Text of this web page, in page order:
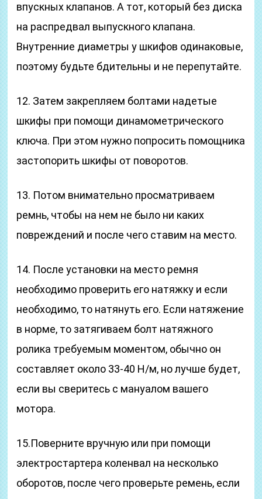
впускных клапанов. А тот, который без диска
на распредвал выпускного клапана.
Внутренние диаметры у шкифов одинаковые,
поэтому будьте бдительны и не перепутайте.
12. Затем закрепляем болтами надетые
шкифы при помощи динамометрического
ключа. При этом нужно попросить помощника
застопорить шкифы от поворотов.
13. Потом внимательно просматриваем
ремнь, чтобы на нем не было ни каких
повреждений и после чего ставим на место.
14. После установки на место ремня
необходимо проверить его натяжку и если
необходимо, то натянуть его. Если натяжение
в норме, то затягиваем болт натяжного
ролика требуемым моментом, обычно он
составляет около 33-40 Н/м, но лучше будет,
если вы сверитесь с мануалом вашего
мотора.
15.Поверните вручную или при помощи
электростартера коленвал на несколько
оборотов, после чего проверьте ремень, если